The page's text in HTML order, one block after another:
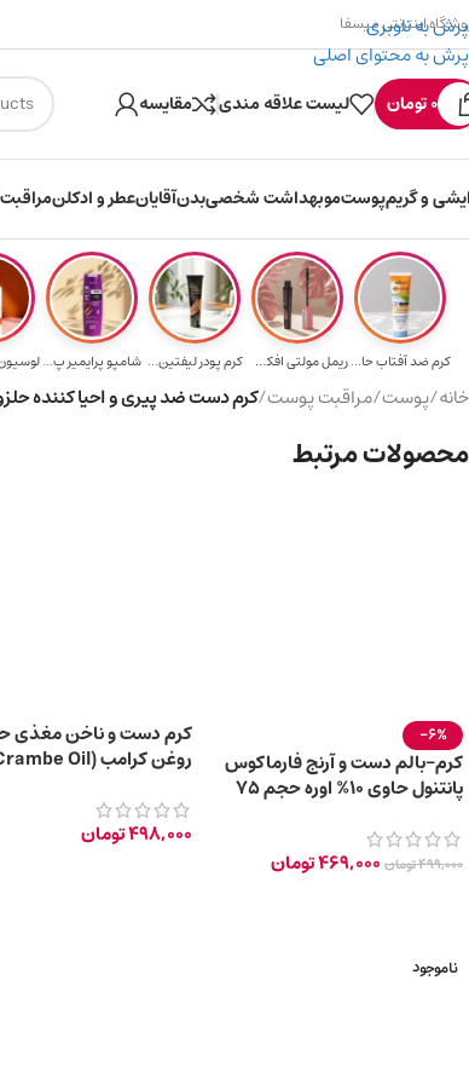
پرش به ناوبری
پرش به محتوای اصلی ۳۰۰ میسکوین (۳۰ هزار تومن) هدیه خرید اول
اینترنتی میسفا
0تومان لیست علاقه مندی مقایسه
و گریمپوستموبهداشت شخصیبدنآقایانعطر و ادکلن
کرم ضد آفتاب حا... ریمل مولتی افکت... کرم پودر لیفتین... شامپو پرایمیر پ...
خانه/پوست/مراقبت پوست/کرم دست ضد پیری و احیا کننده حلزون حجم
محصولات مرتبط
-6%
کرم-بالم دست و آرنج فارماکوس
پانتنول حاوی 10% اوره حجم 75
499,000تومان 469,000تومان
کرم دست و ناخن مغذی
498,000تومان
ناموجود